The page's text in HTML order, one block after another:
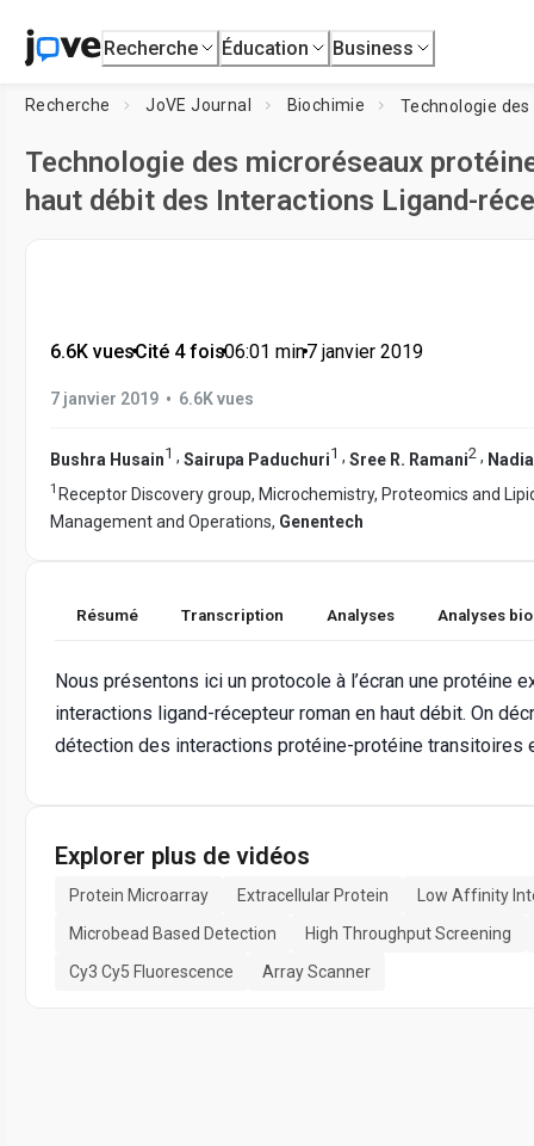
Recherche Éducation Business
Recherche JoVE Journal Biochimie
Technologie des microréseaux
haut débit des Interactions Ligand-
6.6K vues•Cité 4 fois•06:01 min•7 janvier 2019
7 janvier 2019 • 6.6K vues
Bushra Husain1 , Sairupa Paduchuri1 , Sree R. Ramani2 ,
1 Receptor Discovery group, Microchemistry, Proteomics and
Management and Operations, Genentech
Résumé Transcription Analyses Analyses
Nous présentons ici un protocole à l’écran une protéine
interactions ligand-récepteur roman en haut débit. On
détection des interactions protéine-protéine
Explorer plus de vidéos
Protein Microarray Extracellular Protein
Low Affinity
Microbead Based Detection
High Throughput Screening
Cy3 Cy5 Fluorescence
Array Scanner